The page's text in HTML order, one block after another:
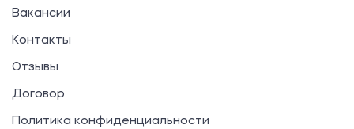
Вакансии
Контакты
Отзывы
Договор
Политика конфиденциальности